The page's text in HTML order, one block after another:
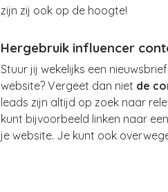
zijn zij ook op de hoogte!
Hergebruik influencer
Stuur jij wekelijks een
website? Vergeet dan niet de
leads zijn altijd op zoek naar
kunt bijvoorbeeld linken naar
je website. Je kunt ook